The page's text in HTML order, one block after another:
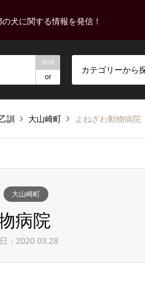
の犬に関する情報を発信！
and
or
カテゴリーから
訓 大山崎町 よねざわ動物病院
大山崎町
病院
：2020.03.28